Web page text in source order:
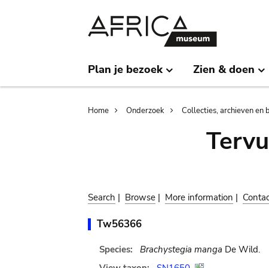
Plan je bezoek Zien & doen
Breadcrumb
Home Onderzoek Collecties, archieven en
Search | Browse | More information |
Tw56366
Species: Brachystegia manga De Wild.